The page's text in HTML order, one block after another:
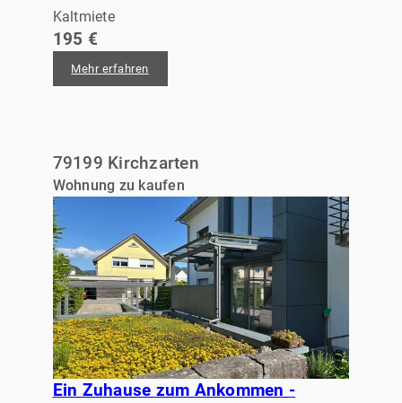
Kaltmiete
195 €
Mehr erfahren
79199 Kirchzarten
Wohnung zu kaufen
Ein Zuhause zum Ankommen -